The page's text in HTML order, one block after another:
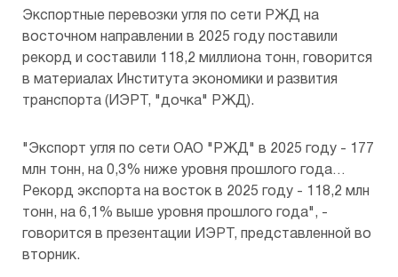
Экспортные перевозки угля по сети РЖД на
восточном направлении в 2025 году поставили
рекорд и составили 118,2 миллиона тонн, говорится
в материалах Института экономики и развития
транспорта (ИЭРТ, "дочка" РЖД).
"Экспорт угля по сети ОАО "РЖД" в 2025 году - 177
млн тонн, на 0,3% ниже уровня прошлого года…
Рекорд экспорта на восток в 2025 году - 118,2 млн
тонн, на 6,1% выше уровня прошлого года", -
говорится в презентации ИЭРТ, представленной во
вторник.
Раскрытие информации
Предоставление копий документов
Общества